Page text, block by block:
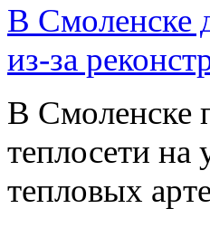
В Смоленске
из-за
В Смоленске
теплосети
тепловых